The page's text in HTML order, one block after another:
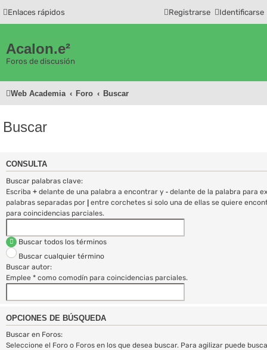
Enlaces rápidos Identificarse
Registrarse
Acalon.e²
Foros de discusión
Web Academia Foro Buscar
Buscar
CONSULTA
Buscar palabras clave:
Escriba + delante de una palabra a encontrar y - delante de la palabra para
palabras separadas por | entre corchetes si solo una de ellas se quiere
para coincidencias parciales.
Buscar todos los términos
Buscar cualquier término
Buscar autor:
Emplee * como comodín para coincidencias parciales.
OPCIONES DE BÚSQUEDA
Buscar en Foros:
Seleccione el Foro o Foros en los que desea buscar. Para agilizar puede